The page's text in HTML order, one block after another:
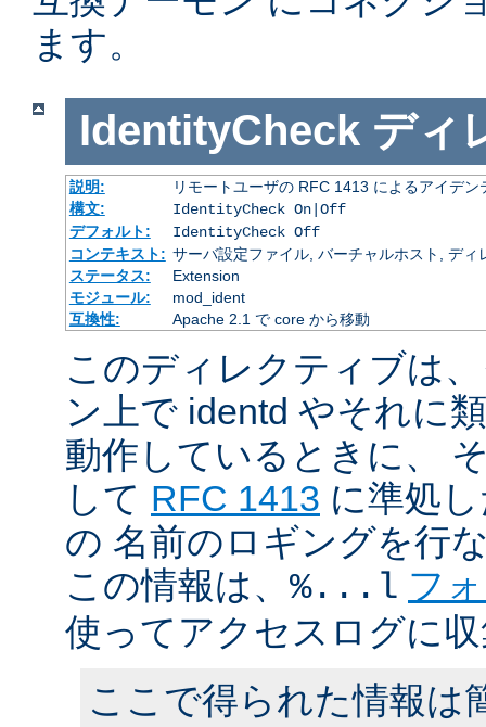
ます。
IdentityCheck ディ
説明:
リモートユーザの RFC 1413 によるアイデ
構文:
IdentityCheck On|Off
デフォルト:
IdentityCheck Off
コンテキスト: サーバ設定ファイル, バーチャルホスト, ディ
ステータス:
Extension
モジュール:
mod_ident
互換性:
Apache 2.1 で core から移動
このディレクティブは
ン上で identd やそれに
動作しているときに、
して RFC 1413 に準処
の 名前のロギングを行
この情報は、 %...l フ
使ってアクセスログに
ここで得られた情報は